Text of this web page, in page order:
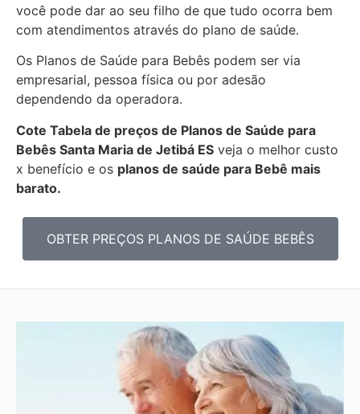
você pode dar ao seu filho de que tudo ocorra bem
com atendimentos através do plano de saúde.
Os Planos de Saúde para Bebês podem ser via
empresarial, pessoa física ou por adesão
dependendo da operadora.
Cote Tabela de preços de Planos de Saúde para
Bebês Santa Maria de Jetibá ES veja o melhor custo
x benefício e os planos de saúde para Bebê mais
barato.
OBTER PREÇOS PLANOS DE SAÚDE BEBÊS